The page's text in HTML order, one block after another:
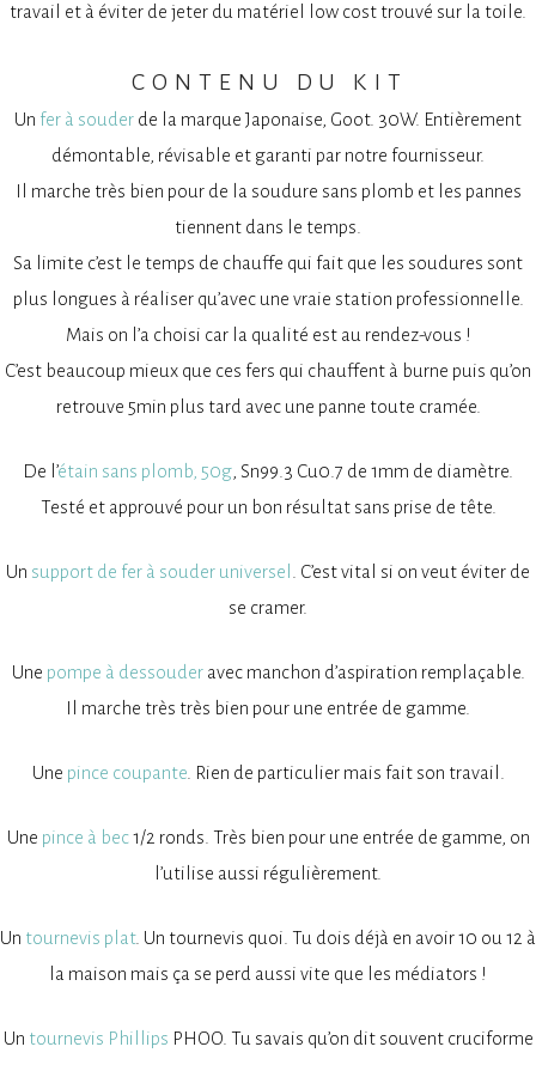
travail et à éviter de jeter du matériel low cost trouvé sur la toile.
contenu du kit
Un fer à souder de la marque Japonaise, Goot. 30W. Entièrement
démontable, révisable et garanti par notre fournisseur.
Il marche très bien pour de la soudure sans plomb et les pannes
tiennent dans le temps.
Sa limite c’est le temps de chauffe qui fait que les soudures sont
plus longues à réaliser qu’avec une vraie station professionnelle.
Mais on l’a choisi car la qualité est au rendez-vous !
C’est beaucoup mieux que ces fers qui chauffent à burne puis qu’on
retrouve 5min plus tard avec une panne toute cramée.
De l’étain sans plomb, 50g, Sn99.3 Cu0.7 de 1mm de diamètre.
Testé et approuvé pour un bon résultat sans prise de tête.
Un support de fer à souder universel . C’est vital si on veut éviter de
se cramer.
Une pompe à dessouderavec manchon d’aspiration remplaçable.
Il marche très très bien pour une entrée de gamme.
Une pince coupante. Rien de particulier mais fait son travail.
Une pince à bec1/2 ronds. Très bien pour une entrée de gamme, on
l’utilise aussi régulièrement.
Un tournevis plat. Un tournevis quoi. Tu dois déjà en avoir 10 ou 12 à
la maison mais ça se perd aussi vite que les médiators !
Un tournevis Phillips PHOO. Tu savais qu’on dit souvent cruciforme